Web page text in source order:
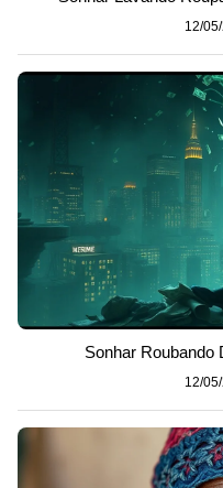
12/
Sonhar Roubando
12/